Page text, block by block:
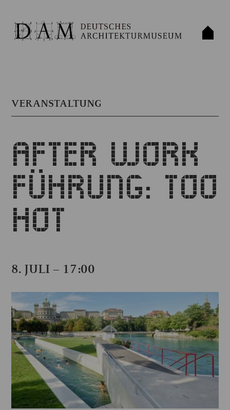
VERANSTALTUNG
AFTER WORK
FÜHRUNG: TOO
HOT
8. JULI – 17:00